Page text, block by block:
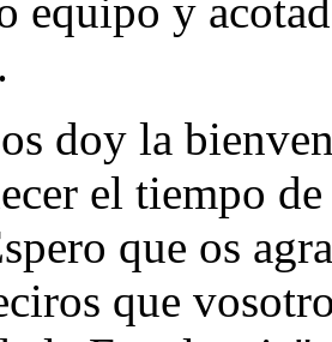
equipo y
doy la
el tiempo
que os
que